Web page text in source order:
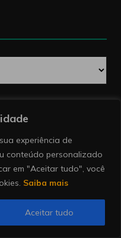
experiência de
conteúdo personalizado
em "Aceitar tudo", você
Saiba mais
Aceitar tudo